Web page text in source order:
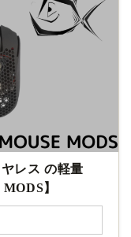
レス の軽量
】